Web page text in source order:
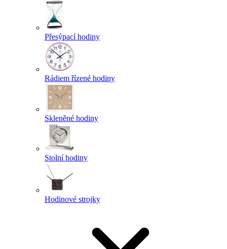
Přesýpací hodiny
Rádiem řízené hodiny
Skleněné hodiny
Stolní hodiny
Hodinové strojky